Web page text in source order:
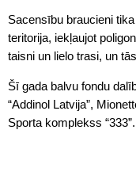
Sacensību braucieni
teritorija, iekļaujot
taisni un lielo trasi, un
Šī gada balvu fondu
“Addinol Latvija”,
Sporta komplekss “333”.